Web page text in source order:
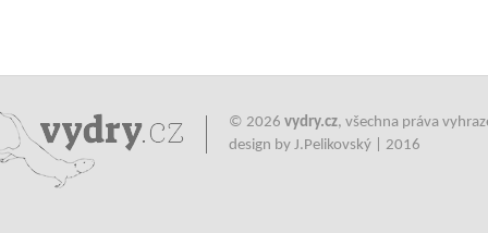
© 2026 vydry.cz, všechna práva
design by J.Pelikovský | 2016